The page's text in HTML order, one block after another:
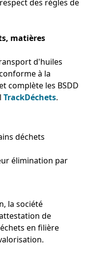
des règles de
matières
d'huiles
à la
complète les BSDD
TrackDéchets.
déchets
élimination par
la société
de
en filière